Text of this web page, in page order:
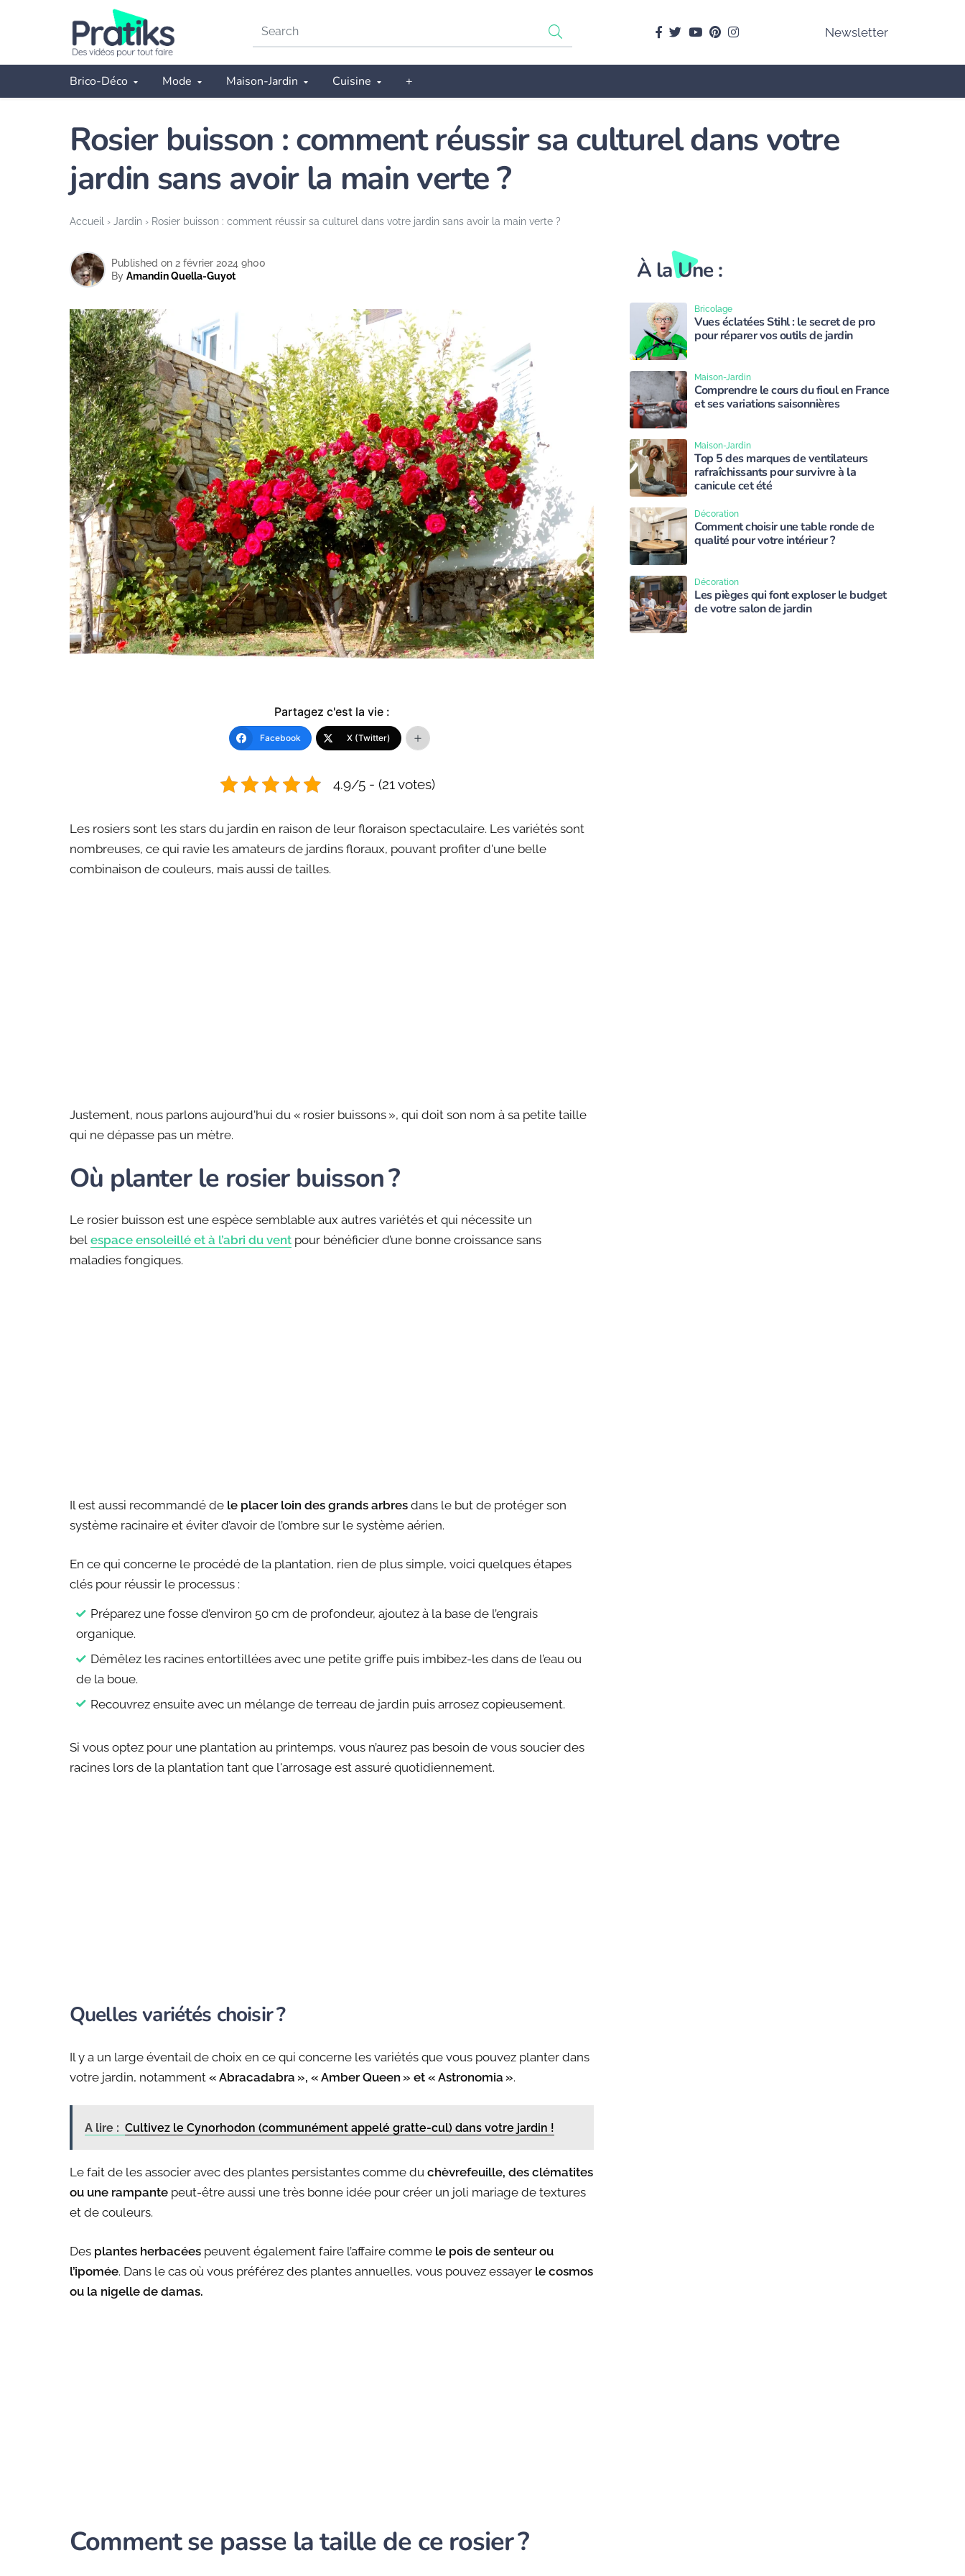
Search
facebook
Twitteryoutubepinterest
instagram Newsletter
Brico-Déco Mode Maison-Jardin Cuisine +
Accueil › Jardin › Rosier buisson : comment réussir sa culturel dans votre jardin sans avoir la main verte ?
Rosier buisson : comment réussir sa culturel dans votre
jardin sans avoir la main verte ?
By Amandin Quella-Guyot
Published on 2 février 2024 9h00
Partagez c'est la vie :
Facebook X (Twitter)
4.9/5 - (21 votes)
Les rosiers sont les stars du jardin en raison de leur floraison spectaculaire. Les variétés sont
nombreuses, ce qui ravie les amateurs de jardins floraux, pouvant profiter d'une belle
combinaison de couleurs, mais aussi de tailles.
Justement, nous parlons aujourd'hui du « rosier buissons », qui doit son nom à sa petite taille
qui ne dépasse pas un mètre.
Où planter le rosier buisson ?
Le rosier buisson est une espèce semblable aux autres variétés et qui nécessite un
bel espace ensoleillé et à l’abri du vent pour bénéficier d’une bonne croissance sans
maladies fongiques.
Il est aussi recommandé de le placer loin des grands arbres dans le but de protéger son
système racinaire et éviter d’avoir de l’ombre sur le système aérien.
En ce qui concerne le procédé de la plantation, rien de plus simple, voici quelques étapes
clés pour réussir le processus :
Préparez une fosse d’environ 50 cm de profondeur, ajoutez à la base de l’engrais
organique.
Démêlez les racines entortillées avec une petite griffe puis imbibez-les dans de l’eau ou
de la boue.
Recouvrez ensuite avec un mélange de terreau de jardin puis arrosez copieusement.
Si vous optez pour une plantation au printemps, vous n’aurez pas besoin de vous soucier des
racines lors de la plantation tant que l'arrosage est assuré quotidiennement.
Quelles variétés choisir ?
Il y a un large éventail de choix en ce qui concerne les variétés que vous pouvez planter dans
votre jardin, notamment « Abracadabra », « Amber Queen » et « Astronomia ».
A lire : Cultivez le Cynorhodon (communément appelé gratte-cul) dans votre jardin !
Le fait de les associer avec des plantes persistantes comme du chèvrefeuille, des clématites
ou une rampante peut-être aussi une très bonne idée pour créer un joli mariage de textures
et de couleurs.
Des plantes herbacées peuvent également faire l’affaire comme le pois de senteur ou
l’ipomée. Dans le cas où vous préférez des plantes annuelles, vous pouvez essayer le cosmos
ou la nigelle de damas.
Comment se passe la taille de ce rosier ?
À la Une :
Vues éclatées Stihl : le secret de pro
pour réparer vos outils de jardin
Bricolage
Comprendre le cours du fioul en France
et ses variations saisonnières
Maison-Jardin
Top 5 des marques de ventilateurs
rafraîchissants pour survivre à la
canicule cet été
Maison-Jardin
Comment choisir une table ronde de
qualité pour votre intérieur ?
Décoration
Les pièges qui font exploser le budget
de votre salon de jardin
Décoration